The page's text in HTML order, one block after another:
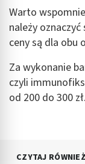
Warto
należy
ceny są dla obu
Za wykonanie
czyli
od 200 do 300 zł.
CZYTAJ RÓWNIEŻ